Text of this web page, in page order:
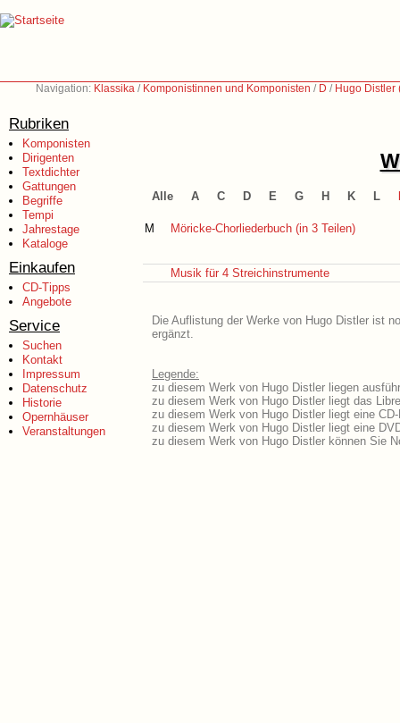
Navigation: Klassika / Komponistinnen und Komponisten / D / Hugo Distler
Rubriken
Komponisten
Dirigenten
Textdichter
Gattungen
Begriffe
Tempi
Jahrestage
Kataloge
Einkaufen
CD-Tipps
Angebote
Service
Suchen
Kontakt
Impressum
Datenschutz
Historie
Opernhäuser
Veranstaltungen
Alle A C D E G H K L
M Möricke-Chorliederbuch (in 3 Teilen)
Musik für 4 Streichinstrumente
Die Auflistung der Werke von Hugo Distler ist
ergänzt.
Legende:
zu diesem Werk von Hugo Distler liegen
zu diesem Werk von Hugo Distler liegt das
zu diesem Werk von Hugo Distler liegt eine
zu diesem Werk von Hugo Distler liegt eine
zu diesem Werk von Hugo Distler können Sie